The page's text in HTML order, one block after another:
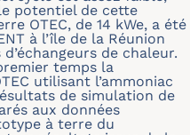
potentiel de cette
OTEC, de 14 kWe, a été
à l’île de la Réunion
de chaleur.
temps la
utilisant l’ammoniac
de simulation de
aux données
à terre du